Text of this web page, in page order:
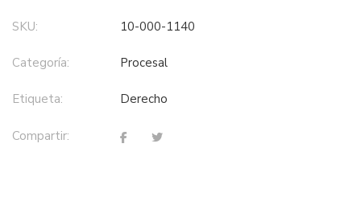
SKU: 10-000-1140
Categoría: procesal
Etiqueta: derecho
Compartir: